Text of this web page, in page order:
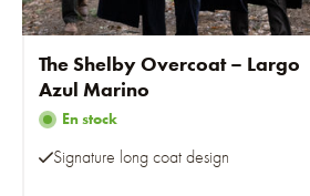
The Shelby Overcoat – Largo
Azul Marino
En stock
Signature long coat design